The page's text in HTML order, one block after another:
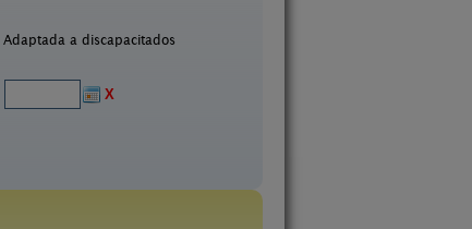
Adaptada a discapacitados
X